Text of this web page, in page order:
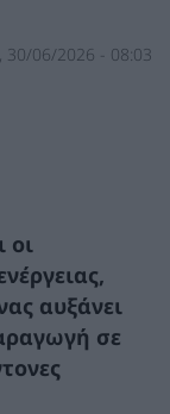
30/06/2026 - 08:03
οι
αυξάνει
σε